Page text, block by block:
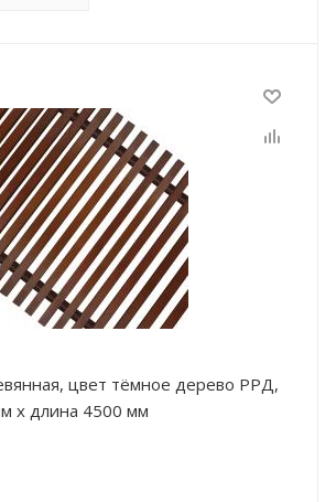
х длина 4500 мм